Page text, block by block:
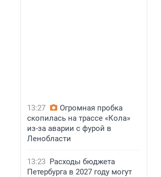
13:27
Огромная пробка
скопилась на трассе «Кола»
из-за аварии с фурой в
Ленобласти
13:23 Расходы бюджета
Петербурга в 2027 году могут